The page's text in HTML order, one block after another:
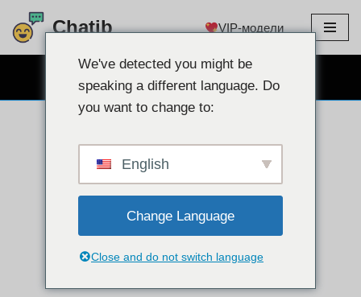
перейти
содержанию
Chatib VIP-модели
We've detected you might be
speaking a different language. Do
you want to change to:
English
Change Language
Close and do not switch language